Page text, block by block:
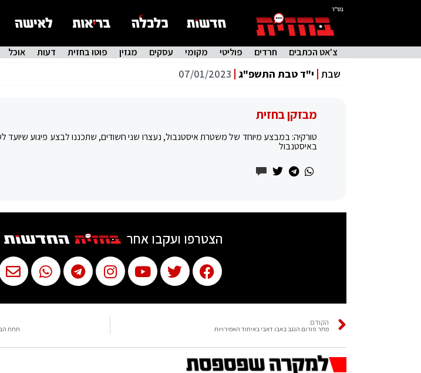
בס"ד
צ'אט הכתבים חרדים פוליטי מקומי עסקים מגזין פוטו בחזית דעות אוכל
שבת י"ד טבת התשפ"ג 07/01/2023
מבזקן בחזית
טורקיה: במבצע מיוחד של משטרת איסטנבול, נעצרו שני חשודים, שתכננו לבצע פיגוע
באיסטנבול
הצטרפו ועקבו אחר
הקודם
מחר פורום הנגב באבו דאבי באיחוד האמירויות תחת